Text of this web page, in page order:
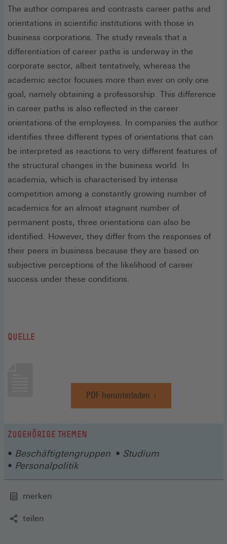
The author compares and contrasts career paths and
orientations in scientific institutions with those in
business corporations. The study reveals that a
differentiation of career paths is underway in the
corporate sector, albeit tentatively, whereas the
academic sector focuses more than ever on only one
goal, namely obtaining a professorship. This difference
in career paths is also reflected in the career
orientations of the employees. In companies the author
identifies three different types of orientations that can
be interpreted as reactions to very different features of
the structural changes in the business world. In
academia, which is characterised by intense
competition among a constantly growing number of
academics for an almost stagnant number of
permanent posts, three orientations can also be
identified. However, they differ from the responses of
their peers in business because they are based on
subjective perceptions of the likelihood of career
success under these conditions.
QUELLE
PDF herunterladen
(Öffnet
in
ZUGEHÖRIGE THEMEN
Beschäftigtengruppen
Studium
Personalpolitik
merken
teilen